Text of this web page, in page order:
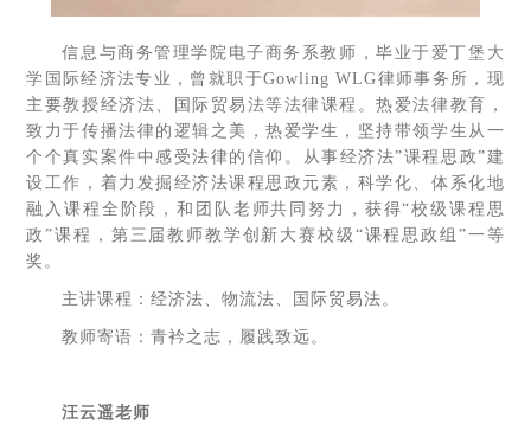
信息与商务管理学院电子商务系教师，毕业于爱丁堡大
学国际经济法专业，曾就职于Gowling WLG律师事务所，现
主要教授经济法、国际贸易法等法律课程。热爱法律教育，
致力于传播法律的逻辑之美，热爱学生，坚持带领学生从一
个个真实案件中感受法律的信仰。从事经济法”课程思政”建
设工作，着力发掘经济法课程思政元素，科学化、体系化地
融入课程全阶段，和团队老师共同努力，获得“校级课程思
政”课程，第三届教师教学创新大赛校级“课程思政组”一等
奖。
主讲课程：经济法、物流法、国际贸易法。
教师寄语：青衿之志，履践致远。
汪云遥老师